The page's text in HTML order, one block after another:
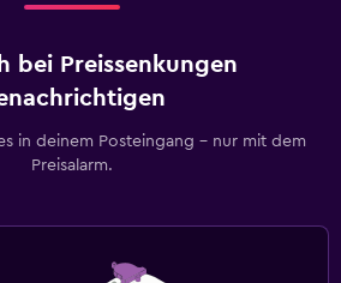
bei Preissenkungen
in deinem Posteingang – nur mit dem
Preisalarm.